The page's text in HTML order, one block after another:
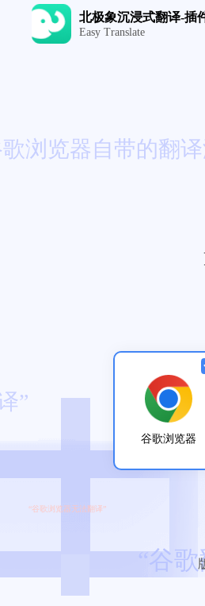
北极象沉浸式翻译-插
Easy Translate
自带的翻译没有了
无法翻译”
“谷歌翻译
谷歌浏览器